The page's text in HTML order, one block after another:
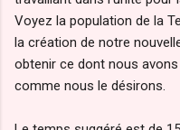
Voyez la population de la
la création de notre
obtenir ce dont nous
comme nous le désirons.